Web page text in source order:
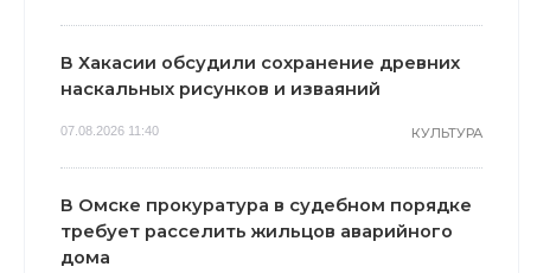
В Хакасии обсудили сохранение древних
наскальных рисунков и изваяний
07.08.2026 11:40 КУЛЬТУРА
В Омске прокуратура в судебном порядке
требует расселить жильцов аварийного
дома